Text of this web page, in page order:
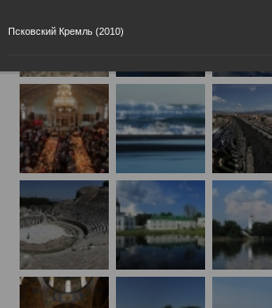
Псковский Кремль (2010)